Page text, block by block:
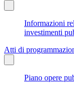
Informazioni
investimenti
Atti di
Piano opere